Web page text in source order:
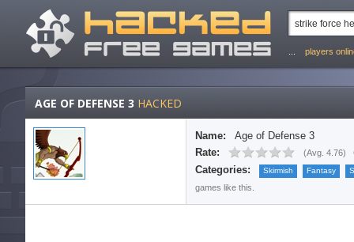
players
AGE OF DEFENSE 3 HACKED
Name:
Age of Defense 3
Rate:
(Avg. 4.76)
Categories: Skirmish Fantasy
games like this.